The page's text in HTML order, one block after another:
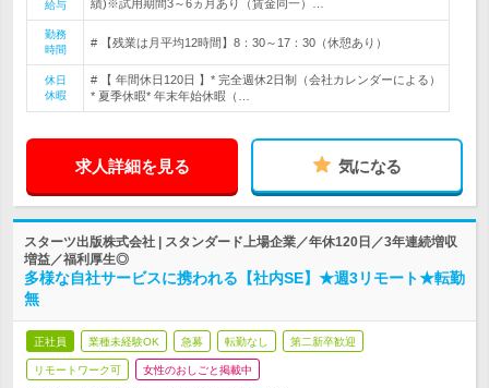
給与
績)※試用期間3～6ヵ月あり（賃金同一）…
勤務
時間
# 【残業は月平均12時間】8：30～17：30（休憩あり）
休日
休暇
# 【 年間休日120日 】* 完全週休2日制（会社カレンダーによる）
* 夏季休暇* 年末年始休暇（…
求人詳細を見る 気になる
スターツ出版株式会社 | スタンダード上場企業／年休120日／3年連続増収
増益／福利厚生◎
多様な自社サービスに携われる【社内SE】★週3リモート★転勤
無
正社員 業種未経験OK 急募 転勤なし 第二新卒歓迎
リモートワーク可 女性のおしごと掲載中